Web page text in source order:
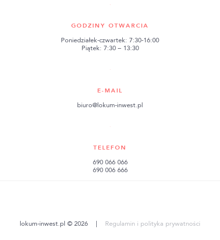
GODZINY OTWARCIA
Poniedziałek-czwartek: 7:30-16:00
Piątek: 7:30 – 13:30
E-MAIL
biuro@lokum-inwest.pl
TELEFON
690 066 066
690 006 666
lokum-inwest.pl © 2026 | Regulamin i polityka prywatności